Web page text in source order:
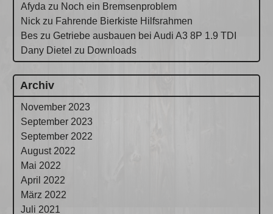
Afyda zu Noch ein Bremsenproblem
Nick zu Fahrende Bierkiste Hilfsrahmen
Bes zuGetriebe ausbauen bei Audi A3 8P 1.9 TDI
Dany Dietel zu Downloads
Archiv
November 2023
September 2023
September 2022
August 2022
Mai 2022
April 2022
März 2022
Juli 2021